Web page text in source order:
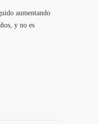
aumentando
y no es